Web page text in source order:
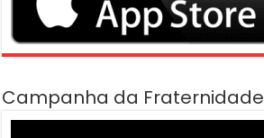
Campanha da Fraternidade